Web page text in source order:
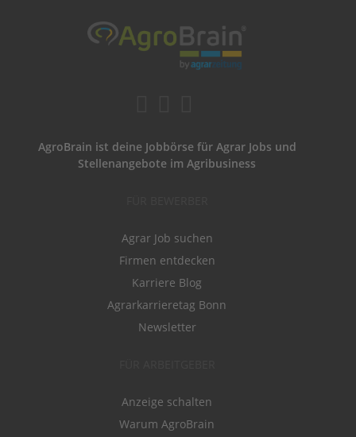
AgroBrain ist deine Jobbörse für Agrar Jobs und
Stellenangebote im Agribusiness
Agrar Job suchen
Firmen entdecken
Karriere Blog
Agrarkarrieretag Bonn
Newsletter
Anzeige schalten
Warum AgroBrain